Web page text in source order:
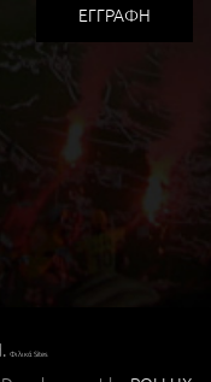
Φιλικά Sites